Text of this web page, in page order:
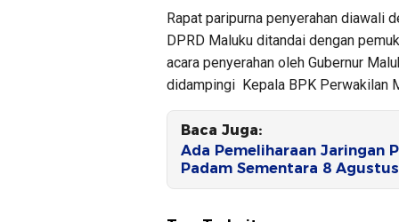
Rapat paripurna penyerahan diawali
DPRD Maluku ditandai dengan
acara penyerahan oleh Gubernur
didampingi Kepala BPK Perwakilan
Baca Juga:
Ada Pemeliharaan Jaringan
Padam Sementara 8